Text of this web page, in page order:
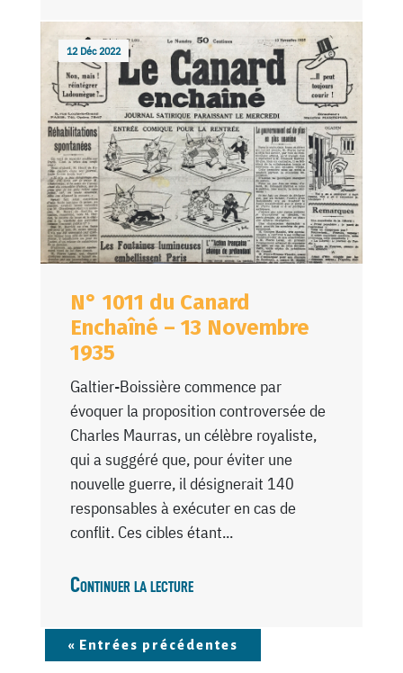
12 Déc 2022
N° 1011 du Canard
Enchaîné – 13 Novembre
1935
Galtier-Boissière commence par
évoquer la proposition controversée de
Charles Maurras, un célèbre royaliste,
qui a suggéré que, pour éviter une
nouvelle guerre, il désignerait 140
responsables à exécuter en cas de
conflit. Ces cibles étant...
Continuer la lecture
« Entrées précédentes